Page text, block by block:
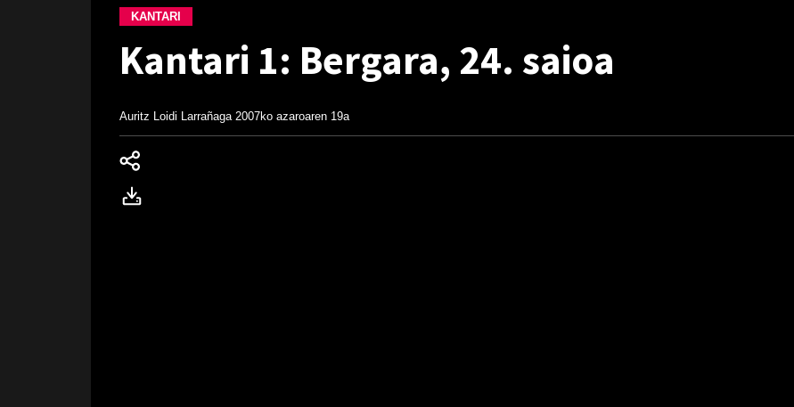
KANTARI
Kantari 1: Bergara, 24. saioa
Auritz Loidi Larrañaga 2007ko azaroaren 19a